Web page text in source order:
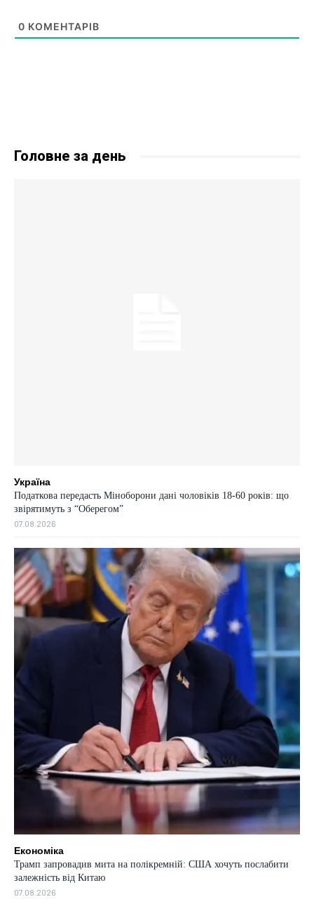
0 КОМЕНТАРІВ
Головне за день
Україна
Податкова передасть Міноборони дані чоловіків 18-60 років: що
звірятимуть з “Оберегом”
07.08.2026
Економіка
Трамп запровадив мита на полікремній: США хочуть послабити
залежність від Китаю
07.08.2026